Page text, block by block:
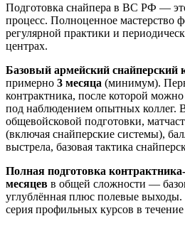
Подготовка снайпера в ВС РФ —
процесс. Полноценное мастерство
регулярной практики и
центрах.
Базовый армейский снайперский
примерно 3 месяца (минимум).
контрактника, после которой можно
под наблюдением опытных коллег.
общевойсковой подготовки,
(включая снайперские системы),
выстрела, базовая тактика
Полная подготовка
месяцев в общей сложности —
углублённая плюс полевые выходы.
серия профильных курсов в